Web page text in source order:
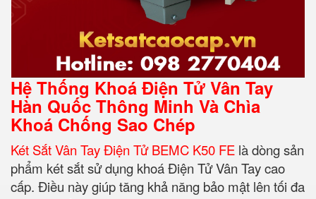
Hệ Thống Khoá Điện Tử Vân Tay
Hàn Quốc Thông Minh Và Chìa
Khoá Chống Sao Chép
Két Sắt Vân Tay Điện Tử BEMC K50 FE là dòng sản
phẩm két sắt sử dụng khoá Điện Tử Vân Tay cao
cấp. Điều này giúp tăng khả năng bảo mật lên tối đa